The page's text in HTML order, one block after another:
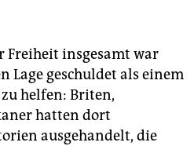
Freiheit insgesamt war
Lage geschuldet als einem
helfen: Briten,
hatten dort
ausgehandelt, die